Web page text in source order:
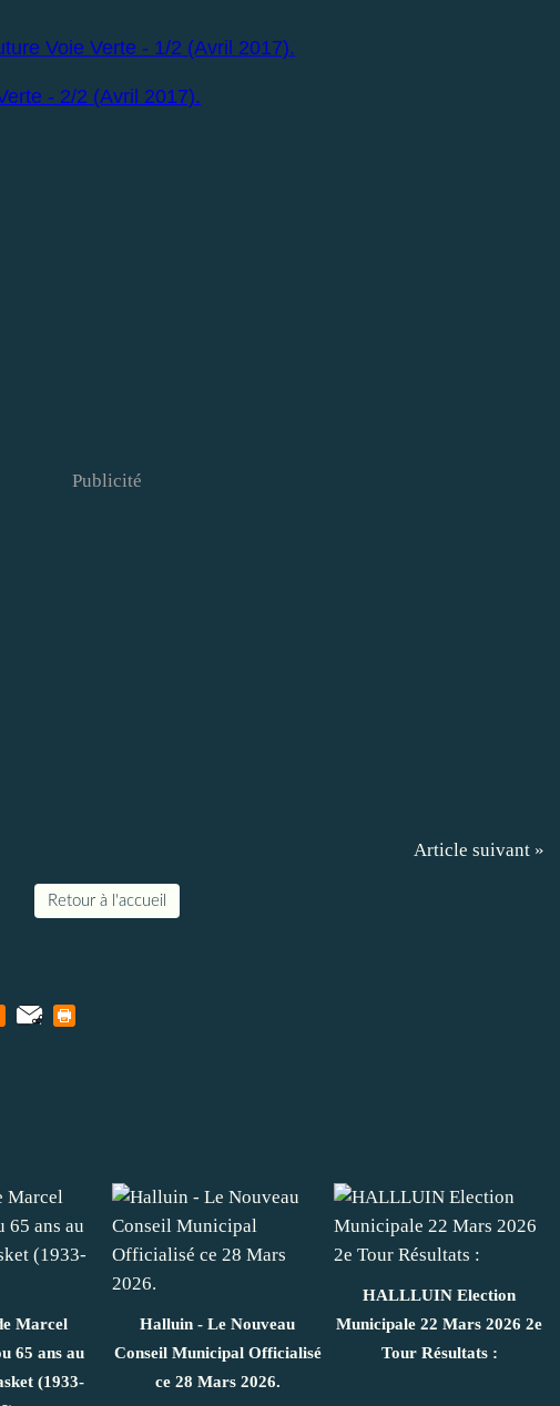
Voie Verte - 1/2 (Avril 2017).
- 2/2 (Avril 2017).
Publicité
Article suivant »
Retour à l'accueil
Marcel
65 ans au
(1933-
Halluin - Le Nouveau
Conseil Municipal Officialisé
ce 28 Mars 2026.
HALLLUIN Election
Municipale 22 Mars 2026 2e
Tour Résultats :